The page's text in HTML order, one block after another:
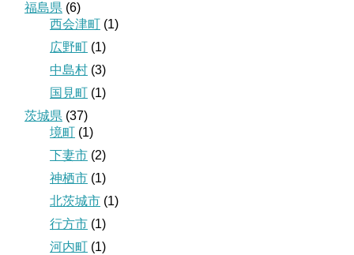
福島県 (6)
西会津町 (1)
広野町 (1)
中島村 (3)
国見町 (1)
茨城県 (37)
境町 (1)
下妻市 (2)
神栖市 (1)
北茨城市 (1)
行方市 (1)
河内町 (1)